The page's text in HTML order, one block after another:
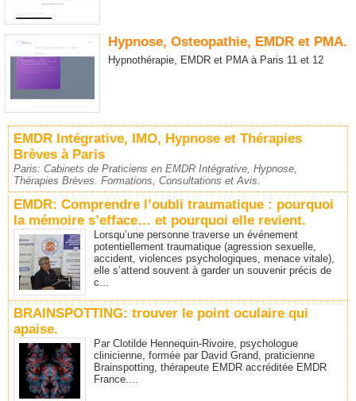
Hypnose, Osteopathie, EMDR et PMA.
Hypnothérapie, EMDR et PMA à Paris 11 et 12
EMDR Intégrative, IMO, Hypnose et Thérapies
Brèves à Paris
Paris: Cabinets de Praticiens en EMDR Intégrative, Hypnose,
Thérapies Brèves. Formations, Consultations et Avis.
EMDR: Comprendre l’oubli traumatique : pourquoi
la mémoire s’efface… et pourquoi elle revient.
Lorsqu’une personne traverse un événement
potentiellement traumatique (agression sexuelle,
accident, violences psychologiques, menace vitale),
elle s’attend souvent à garder un souvenir précis de
c...
BRAINSPOTTING: trouver le point oculaire qui
apaise.
Par Clotilde Hennequin-Rivoire, psychologue
clinicienne, formée par David Grand, praticienne
Brainspotting, thérapeute EMDR accréditée EMDR
France....